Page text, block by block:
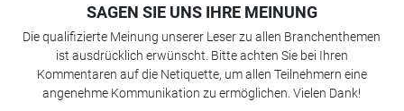
SAGEN SIE UNS IHRE MEINUNG
Die qualifizierte Meinung unserer Leser zu allen Branchenthemen
ist ausdrücklich erwünscht. Bitte achten Sie bei Ihren
Kommentaren auf die Netiquette, um allen Teilnehmern eine
angenehme Kommunikation zu ermöglichen. Vielen Dank!